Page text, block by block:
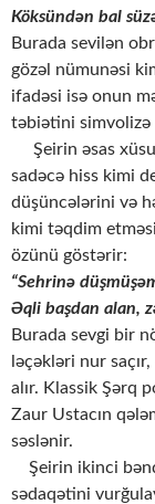
Köksündən bal
Burada sevilən
gözəl nümunəsi
ifadəsi isə onun
təbiətini simvolizə
Şeirin əsas
sadəcə hiss kimi
düşüncələrini və
kimi təqdim
özünü göstərir:
“Sehrinə
Əqli başdan alan,
Burada sevgi bir
ləçəkləri nur
alır. Klassik Şərq
Zaur Ustacın
səslənir.
Şeirin ikinci
sədaqətini